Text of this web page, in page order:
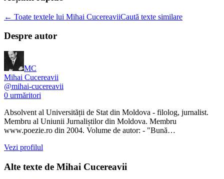
← Toate textele lui Mihai CucereaviiCaută texte similare
Despre autor
MC
Mihai Cucereavii
@mihai-cucereavii
0 urmăritori
Absolvent al Universității de Stat din Moldova - filolog, jurnalist.
Membru al Uniunii Jurnaliștilor din Moldova. Membru
www.poezie.ro din 2004. Volume de autor: - "Bună…
Vezi profilul
Alte texte de Mihai Cucereavii